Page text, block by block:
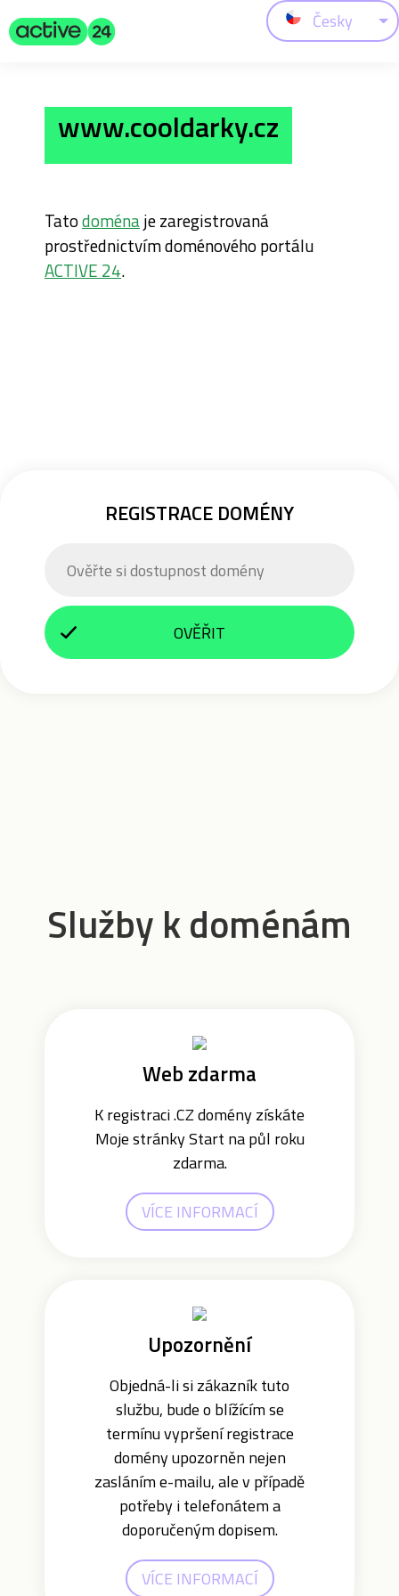
Česky
www.cooldarky.cz
Tatodoménaje zaregistrovaná
prostřednictvím doménového portálu
ACTIVE 24.
REGISTRACE DOMÉNY
OVĚŘIT
Služby k doménám
Web zdarma
K registraci .CZ domény získáte
Moje stránky Start na půl roku
zdarma.
VÍCE INFORMACÍ
Upozornění
Objedná-li si zákazník tuto
službu, bude o blížícím se
termínu vypršení registrace
domény upozorněn nejen
zasláním e-mailu, ale v případě
potřeby i telefonátem a
doporučeným dopisem.
VÍCE INFORMACÍ